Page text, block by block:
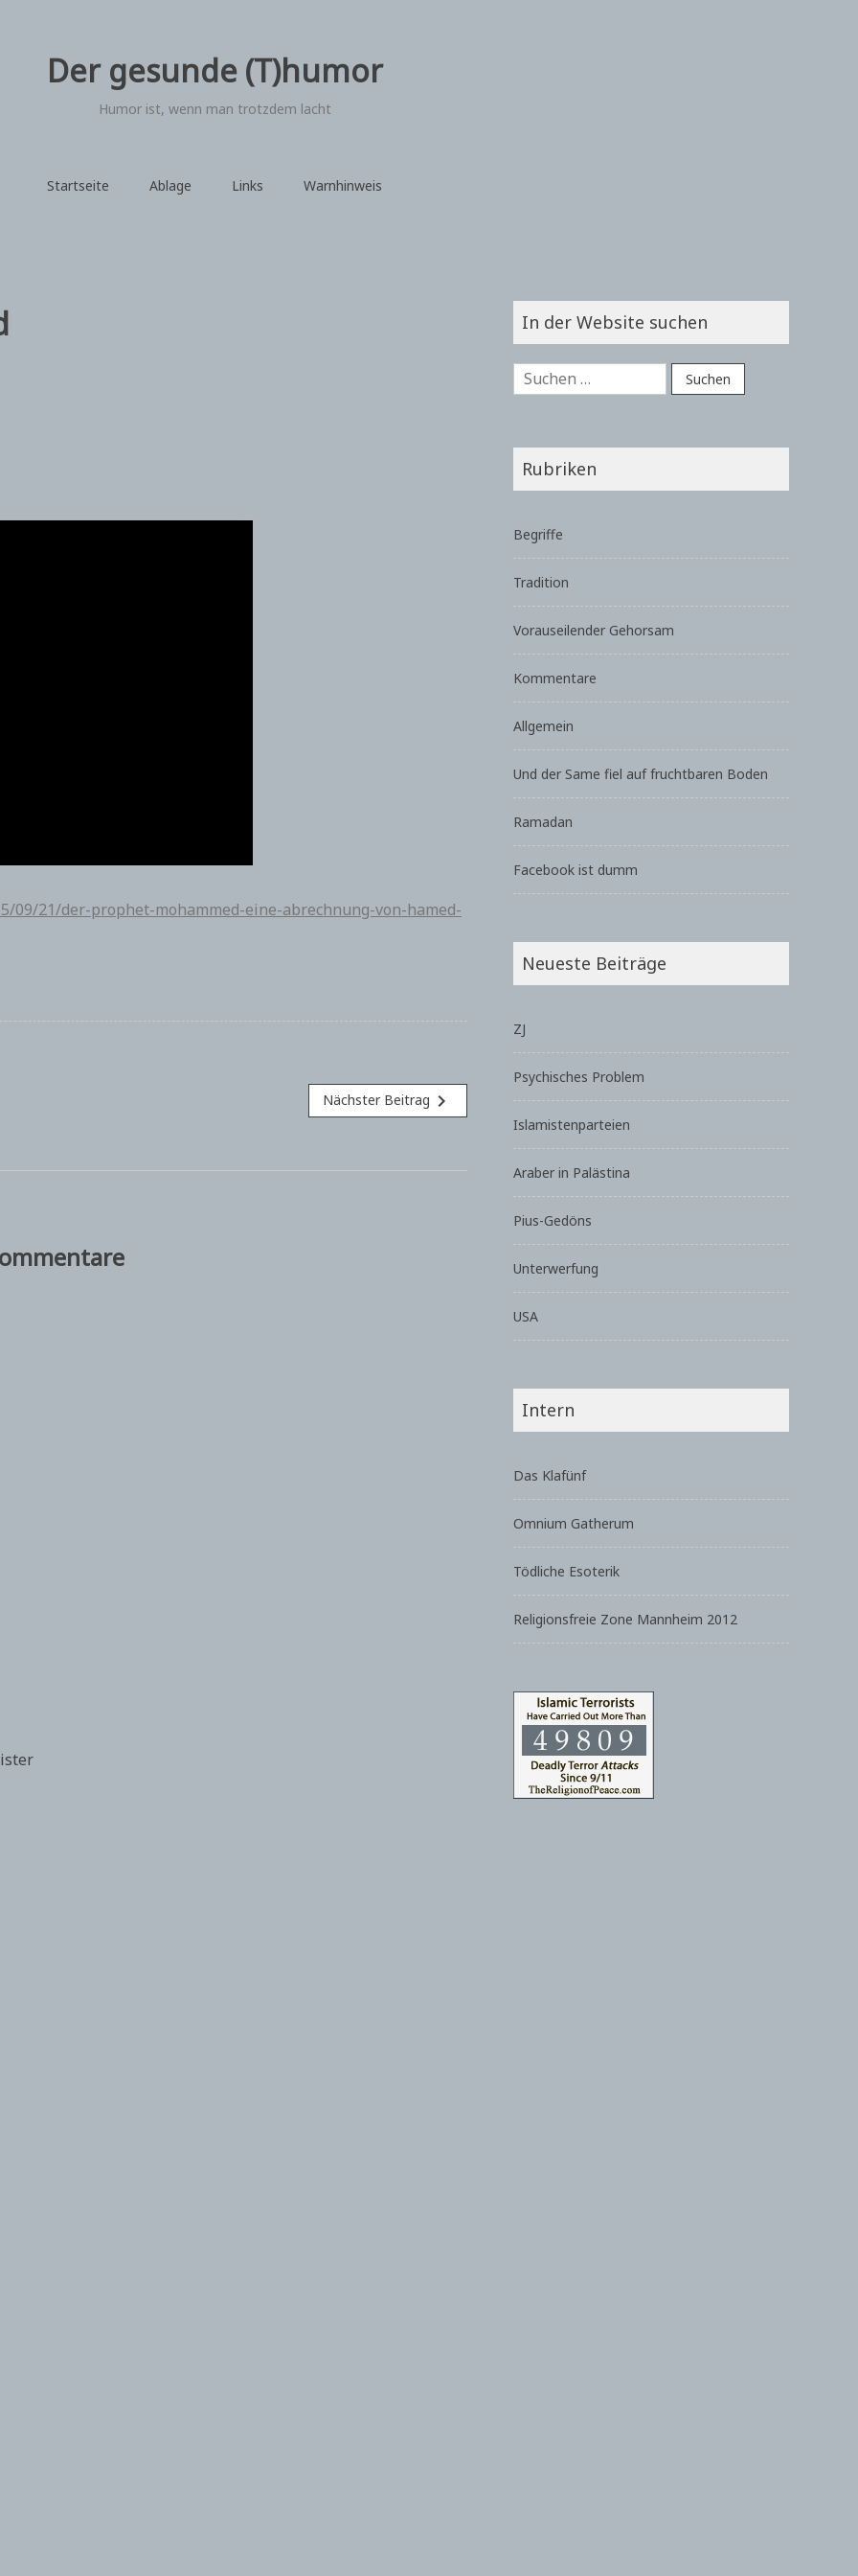
Der gesunde (T)humor
Humor ist, wenn man trotzdem lacht
Startseite Ablage Links Warnhinweis
09/21/der-prophet-mohammed-eine-abrechnung-von-hamed-
Nächster Beitrag navigate_next
In der Website suchen
Suchen
nach:
Rubriken
Begriffe
Tradition
Vorauseilender Gehorsam
Kommentare
Allgemein
Und der Same fiel auf fruchtbaren Boden
Ramadan
Facebook ist dumm
Neueste Beiträge
ZJ
Psychisches Problem
Islamistenparteien
Araber in Palästina
Pius-Gedöns
Unterwerfung
USA
Intern
Das Klafünf
Omnium Gatherum
Tödliche Esoterik
Religionsfreie Zone Mannheim 2012